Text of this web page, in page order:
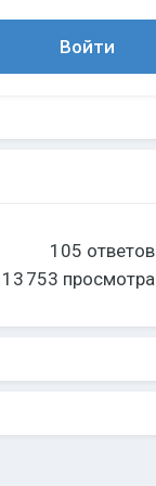
Войти
105 ответов
13 753 просмотра